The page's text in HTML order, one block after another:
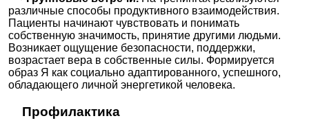
различные способы продуктивного взаимодействия.
Пациенты начинают чувствовать и понимать
собственную значимость, принятие другими людьми.
Возникает ощущение безопасности, поддержки,
возрастает вера в собственные силы. Формируется
образ Я как социально адаптированного, успешного,
обладающего личной энергетикой человека.
Профилактика